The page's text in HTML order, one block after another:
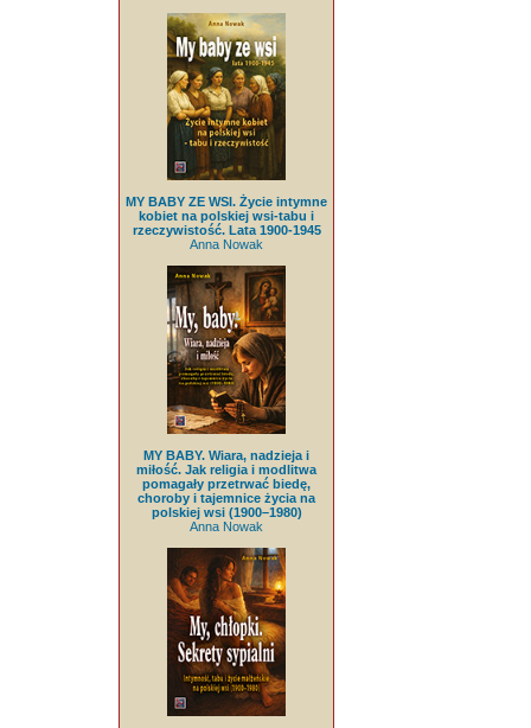
MY BABY ZE WSI. Życie intymne
kobiet na polskiej wsi-tabu i
rzeczywistość. Lata 1900-1945
Anna Nowak
MY BABY. Wiara, nadzieja i
miłość. Jak religia i modlitwa
pomagały przetrwać biedę,
choroby i tajemnice życia na
polskiej wsi (1900–1980)
Anna Nowak